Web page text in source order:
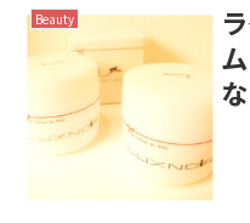
Beauty